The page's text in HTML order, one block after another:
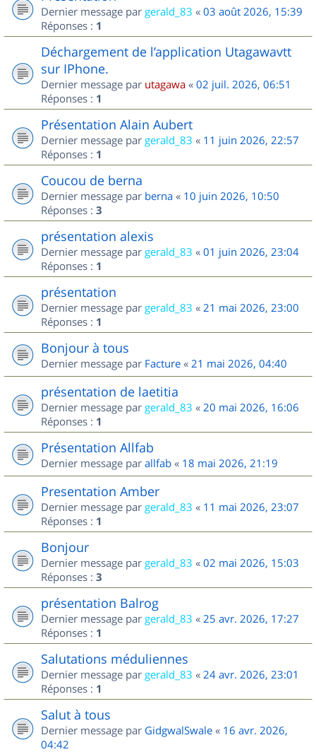
Dernier message par gerald_83 « 03 août 2026, 15:39
Réponses : 1
Déchargement de l’application Utagawavtt
sur IPhone.
Dernier message par utagawa « 02 juil. 2026, 06:51
Réponses : 1
Présentation Alain Aubert
Dernier message par gerald_83 « 11 juin 2026, 22:57
Réponses : 1
Coucou de berna
Dernier message par berna « 10 juin 2026, 10:50
Réponses : 3
présentation alexis
Dernier message par gerald_83 « 01 juin 2026, 23:04
Réponses : 1
présentation
Dernier message par gerald_83 « 21 mai 2026, 23:00
Réponses : 1
Bonjour à tous
Dernier message par Facture « 21 mai 2026, 04:40
présentation de laetitia
Dernier message par gerald_83 « 20 mai 2026, 16:06
Réponses : 1
Présentation Allfab
Dernier message par allfab « 18 mai 2026, 21:19
Presentation Amber
Dernier message par gerald_83 « 11 mai 2026, 23:07
Réponses : 1
Bonjour
Dernier message par gerald_83 « 02 mai 2026, 15:03
Réponses : 3
présentation Balrog
Dernier message par gerald_83 « 25 avr. 2026, 17:27
Réponses : 1
Salutations méduliennes
Dernier message par gerald_83 « 24 avr. 2026, 23:01
Réponses : 1
Salut à tous
Dernier message par GidgwalSwale « 16 avr. 2026,
04:42